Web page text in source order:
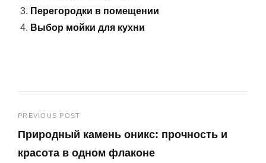
Перегородки в помещении
Выбор мойки для кухни
Навигация
по
PREVIOUS POST
Природный камень оникс: прочность и
красота в одном флаконе